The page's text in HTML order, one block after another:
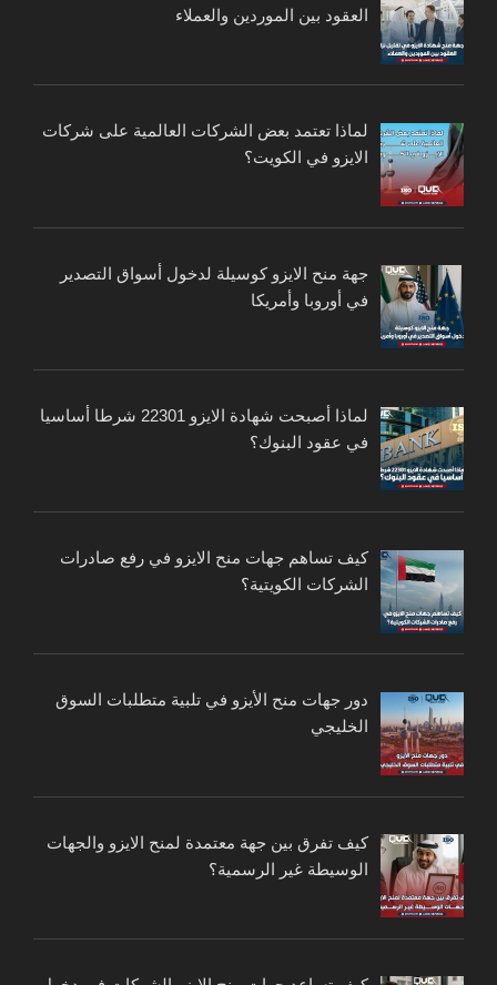
العقود بين الموردين والعملاء
لماذا تعتمد بعض الشركات العالمية على شركات
الايزو في الكويت؟
جهة منح الايزو كوسيلة لدخول أسواق التصدير
في أوروبا وأمريكا
لماذا أصبحت شهادة الايزو 22301 شرطا أساسيا
في عقود البنوك؟
كيف تساهم جهات منح الايزو في رفع صادرات
الشركات الكويتية؟
دور جهات منح الأيزو في تلبية متطلبات السوق
الخليجي
كيف تفرق بين جهة معتمدة لمنح الايزو والجهات
الوسيطة غير الرسمية؟